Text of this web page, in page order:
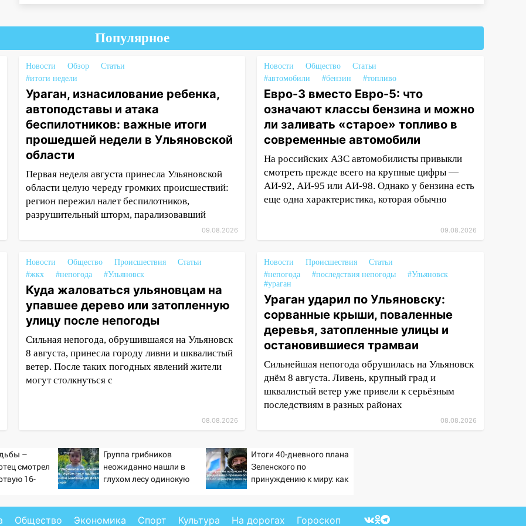
Популярное
Новости Обзор
Статьи
#итоги недели
Ураган, изнасилование ребенка,
автоподставы и атака
беспилотников: важные итоги
прошедшей недели в Ульяновской
области
Первая неделя августа принесла Ульяновской
области целую череду громких происшествий:
регион пережил налет беспилотников,
разрушительный шторм, парализовавший
09.08.2026
Новости Общество
Статьи
#автомобили
#бензин #топливо
Евро-3 вместо Евро-5: что
означают классы бензина и можно
ли заливать «старое» топливо в
современные автомобили
На российских АЗС автомобилисты привыкли
смотреть прежде всего на крупные цифры —
АИ-92, АИ-95 или АИ-98. Однако у бензина есть
еще одна характеристика, которая обычно
09.08.2026
Новости Общество Происшествия
Статьи
#жкх
#непогода #Ульяновск
Куда жаловаться ульяновцам на
упавшее дерево или затопленную
улицу после непогоды
Сильная непогода, обрушившаяся на Ульяновск
8 августа, принесла городу ливни и шквалистый
ветер. После таких погодных явлений жители
могут столкнуться с
08.08.2026
Новости Происшествия
Статьи
#непогода
#последствия непогоды
#Ульяновск
#ураган
Ураган ударил по Ульяновску:
сорванные крыши, поваленные
деревья, затопленные улицы и
остановившиеся трамваи
Сильнейшая непогода обрушилась на Ульяновск
днём 8 августа. Ливень, крупный град и
шквалистый ветер уже привели к серьёзным
последствиям в разных районах
08.08.2026
–
смотрел
16-
Группа грибников
неожиданно нашли в
глухом лесу одинокую
Итоги 40-дневного плана
Зеленского по
принуждению к миру: как
Украины от военкора
Общество Экономика Спорт Культура На дорогах Гороскоп